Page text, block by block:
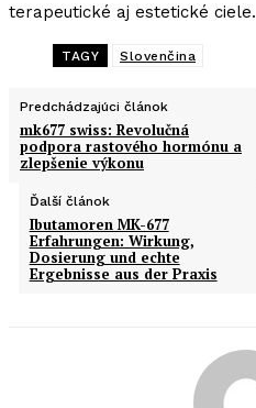
terapeutické aj estetické ciele.
TAGY Slovenčina
Predchádzajúci článok
mk677 swiss: Revolučná
podpora rastového hormónu a
zlepšenie výkonu
Ďalší článok
Ibutamoren MK-677
Erfahrungen: Wirkung,
Dosierung und echte
Ergebnisse aus der Praxis